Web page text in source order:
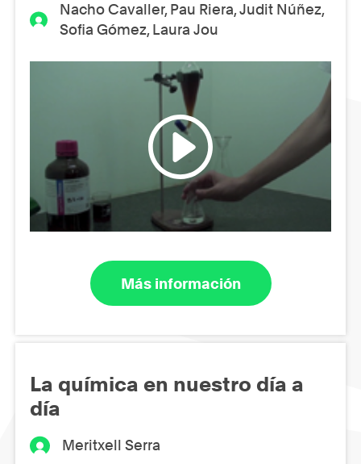
Nacho Cavaller, Pau Riera, Judit Núñez,
Sofia Gómez, Laura Jou
Más información
La química en nuestro día a
día
Meritxell Serra